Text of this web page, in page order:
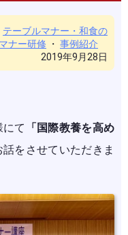
テーブルマナー・和食の
ナー研修 ・ 事例紹介
2019年9月28日
て
「国際教養を高め
をさせていただきま